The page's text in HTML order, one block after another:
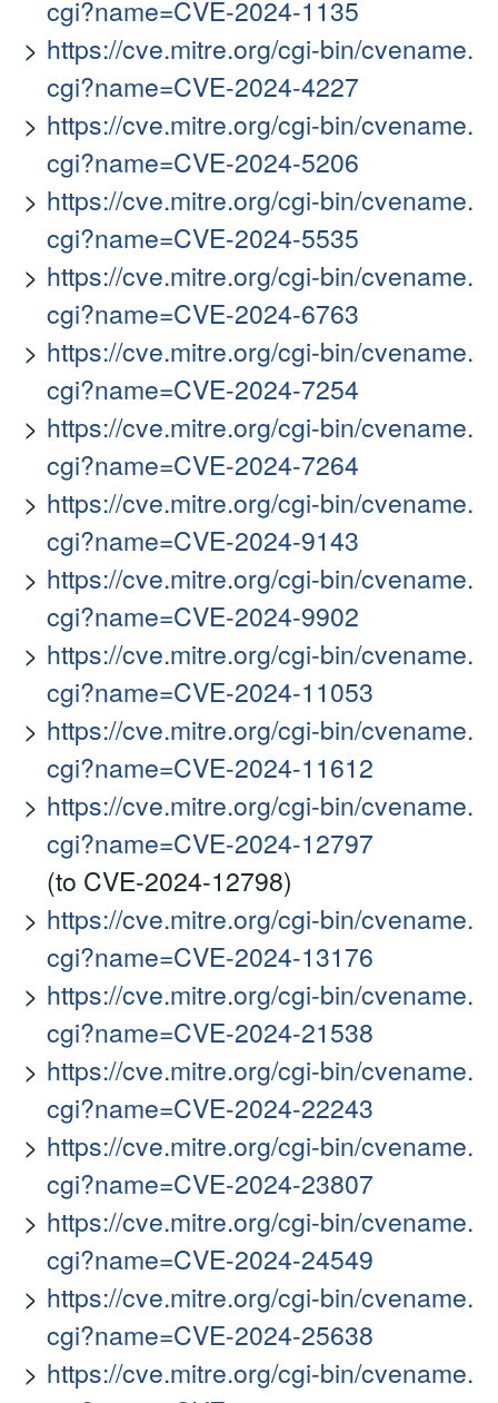
cgi?name=CVE-2024-1135
https://cve.mitre.org/cgi-bin/cvename.
cgi?name=CVE-2024-4227
https://cve.mitre.org/cgi-bin/cvename.
cgi?name=CVE-2024-5206
https://cve.mitre.org/cgi-bin/cvename.
cgi?name=CVE-2024-5535
https://cve.mitre.org/cgi-bin/cvename.
cgi?name=CVE-2024-6763
https://cve.mitre.org/cgi-bin/cvename.
cgi?name=CVE-2024-7254
https://cve.mitre.org/cgi-bin/cvename.
cgi?name=CVE-2024-7264
https://cve.mitre.org/cgi-bin/cvename.
cgi?name=CVE-2024-9143
https://cve.mitre.org/cgi-bin/cvename.
cgi?name=CVE-2024-9902
https://cve.mitre.org/cgi-bin/cvename.
cgi?name=CVE-2024-11053
https://cve.mitre.org/cgi-bin/cvename.
cgi?name=CVE-2024-11612
https://cve.mitre.org/cgi-bin/cvename.
cgi?name=CVE-2024-12797
(to CVE-2024-12798)
https://cve.mitre.org/cgi-bin/cvename.
cgi?name=CVE-2024-13176
https://cve.mitre.org/cgi-bin/cvename.
cgi?name=CVE-2024-21538
https://cve.mitre.org/cgi-bin/cvename.
cgi?name=CVE-2024-22243
https://cve.mitre.org/cgi-bin/cvename.
cgi?name=CVE-2024-23807
https://cve.mitre.org/cgi-bin/cvename.
cgi?name=CVE-2024-24549
https://cve.mitre.org/cgi-bin/cvename.
cgi?name=CVE-2024-25638
https://cve.mitre.org/cgi-bin/cvename.